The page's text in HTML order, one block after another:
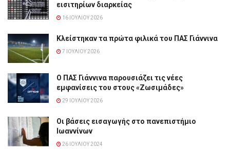
εισιτηρίων διαρκείας
16 ΙΟΥΛΊΟΥ 2026
Κλείστηκαν τα πρώτα φιλικά του ΠΑΣ Γιάννινα
7 ΙΟΥΛΊΟΥ 2026
Ο ΠΑΣ Γιάννινα παρουσιάζει τις νέες
εμφανίσεις του στους «Ζωσιμάδες»
29 ΙΟΥΛΊΟΥ 2026
Οι βάσεις εισαγωγής στο πανεπιστήμιο
Ιωαννίνων
26 ΙΟΥΛΊΟΥ 2024